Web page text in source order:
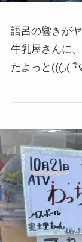
語呂の響きが
牛乳屋さんに
たよっと (((◞( ･ิ